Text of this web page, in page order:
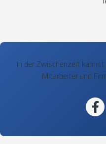
In der Zwischenzeit
Mitarbeiter und